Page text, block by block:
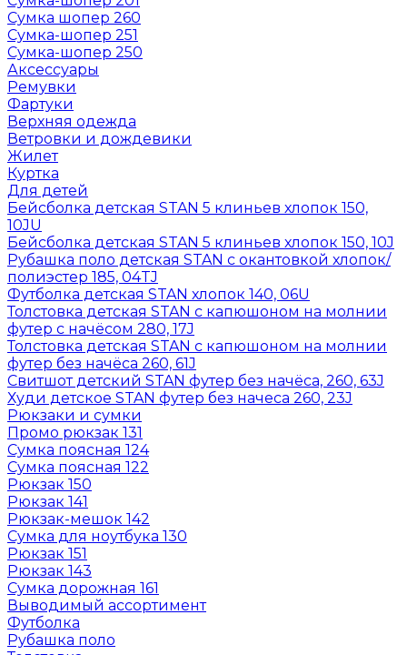
Сумка шопер 260
Сумка-шопер 251
Сумка-шопер 250
Аксессуары
Ремувки
Фартуки
Верхняя одежда
Ветровки и дождевики
Жилет
Куртка
Для детей
Бейсболка детская STAN 5 клиньев хлопок 150,
10JU
Бейсболка детская STAN 5 клиньев хлопок 150, 10J
Рубашка поло детская STAN с окантовкой хлопок/
полиэстер 185, 04TJ
Футболка детская STAN хлопок 140, 06U
Толстовка детская STAN с капюшоном на молнии
футер с начёсом 280, 17J
Толстовка детская STAN с капюшоном на молнии
футер без начёса 260, 61J
Свитшот детский STAN футер без начёса, 260, 63J
Худи детское STAN футер без начеса 260, 23J
Рюкзаки и сумки
Промо рюкзак 131
Сумка поясная 124
Сумка поясная 122
Рюкзак 150
Рюкзак 141
Рюкзак-мешок 142
Сумка для ноутбука 130
Рюкзак 151
Рюкзак 143
Сумка дорожная 161
Выводимый ассортимент
Футболка
Рубашка поло